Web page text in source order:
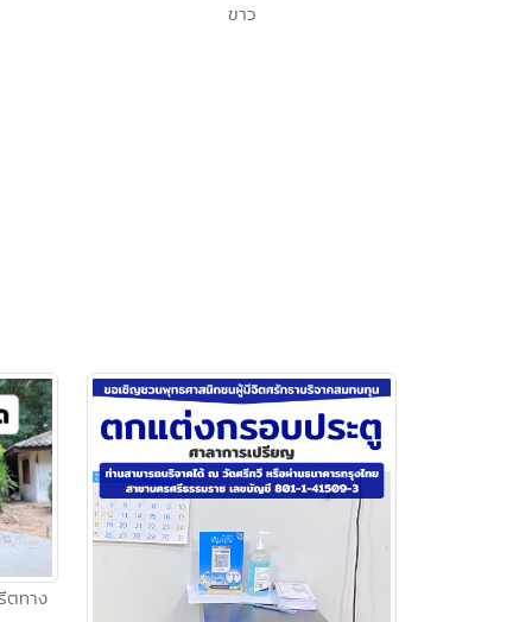
ขาว
ตทาง